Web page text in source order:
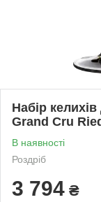
Набір
Grand Cru
В наявності
Роздріб
3 794 ₴